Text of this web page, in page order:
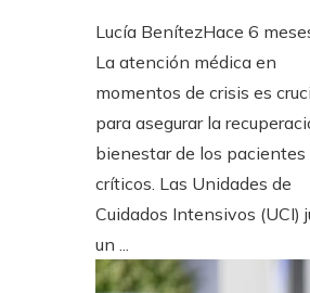
Lucía BenítezHace 6
La atención médica en
momentos de crisis es
para asegurar la
bienestar de los pacientes
críticos. Las Unidades de
Cuidados Intensivos (UCI)
un ...